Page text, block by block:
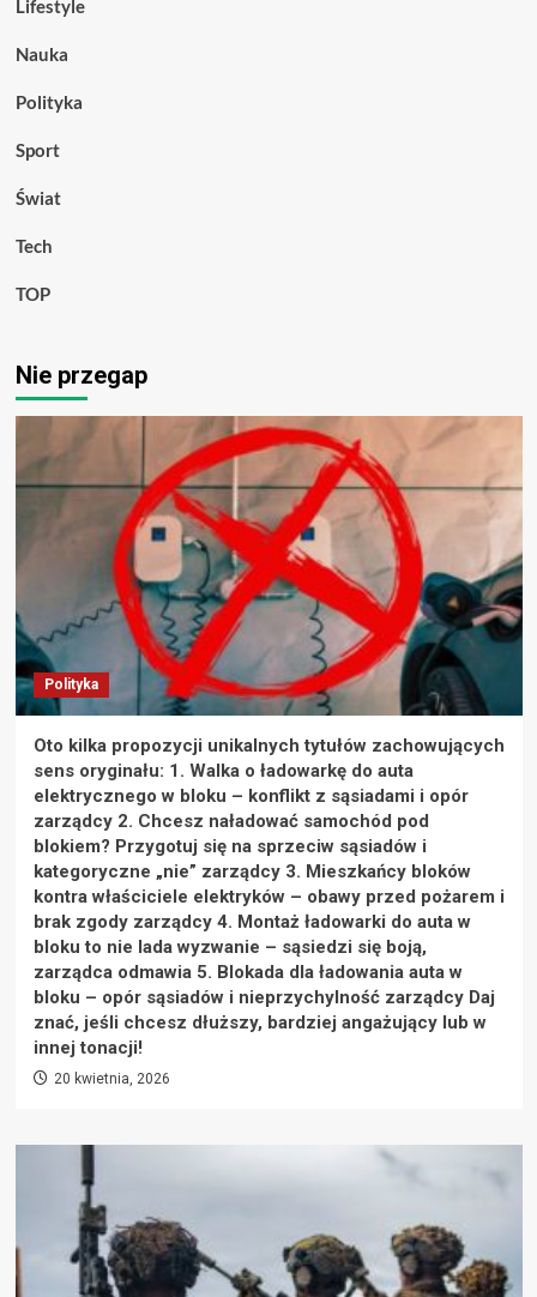
Lifestyle
Nauka
Polityka
Sport
Świat
Tech
TOP
Nie przegap
Polityka
Oto kilka propozycji unikalnych tytułów zachowujących
sens oryginału: 1. Walka o ładowarkę do auta
elektrycznego w bloku – konflikt z sąsiadami i opór
zarządcy 2. Chcesz naładować samochód pod
blokiem? Przygotuj się na sprzeciw sąsiadów i
kategoryczne „nie” zarządcy 3. Mieszkańcy bloków
kontra właściciele elektryków – obawy przed pożarem i
brak zgody zarządcy 4. Montaż ładowarki do auta w
bloku to nie lada wyzwanie – sąsiedzi się boją,
zarządca odmawia 5. Blokada dla ładowania auta w
bloku – opór sąsiadów i nieprzychylność zarządcy Daj
znać, jeśli chcesz dłuższy, bardziej angażujący lub w
innej tonacji!
20 kwietnia, 2026